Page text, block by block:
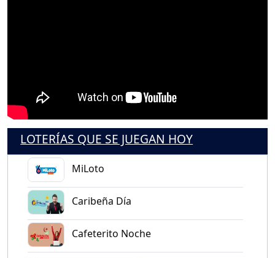
LOTERÍAS QUE SE JUEGAN HOY
MiLoto
Caribeña Día
Cafeterito Noche